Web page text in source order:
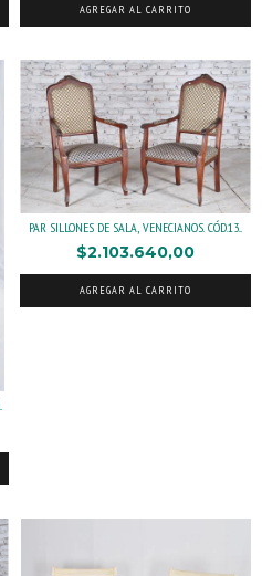
AGREGAR AL CARRITO
PAR SILLONES DE SALA, VENECIANOS. CÓD.13...
$2.103.640,00
AGREGAR AL CARRITO